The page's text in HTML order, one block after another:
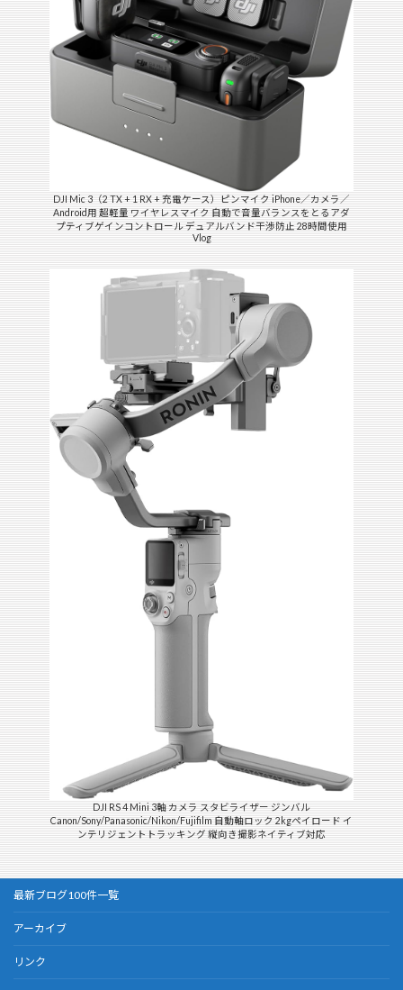
DJI Mic 3（2 TX + 1 RX + 充電ケース）ピンマイク iPhone／カメラ／
Android用 超軽量 ワイヤレスマイク 自動で音量バランスをとるアダ
プティブゲインコントロール デュアルバンド干渉防止 28時間使用
Vlog
DJI RS 4 Mini 3軸 カメラ スタビライザー ジンバル
Canon/Sony/Panasonic/Nikon/Fujifilm 自動軸ロック 2kgペイロード イ
ンテリジェントトラッキング 縦向き撮影ネイティブ対応
最新ブログ100件一覧
アーカイブ
リンク